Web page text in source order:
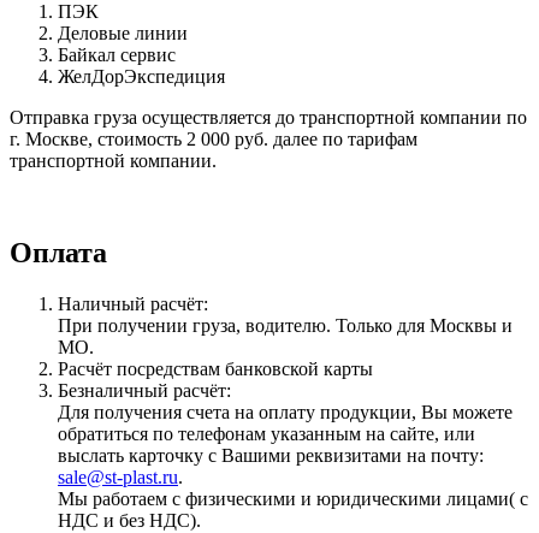
ПЭК
Деловые линии
Байкал сервис
ЖелДорЭкспедиция
Отправка груза осуществляется до транспортной компании по
г. Москве, стоимость 2 000 руб. далее по тарифам
транспортной компании.
Оплата
Наличный расчёт:
При получении груза, водителю. Только для Москвы и
МО.
Расчёт посредствам банковской карты
Безналичный расчёт:
Для получения счета на оплату продукции, Вы можете
обратиться по телефонам указанным на сайте, или
выслать карточку с Вашими реквизитами на почту:
sale@st-plast.ru.
Мы работаем с физическими и юридическими лицами( с
НДС и без НДС).